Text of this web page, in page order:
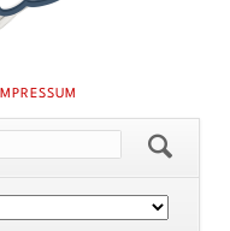
IMPRESSUM